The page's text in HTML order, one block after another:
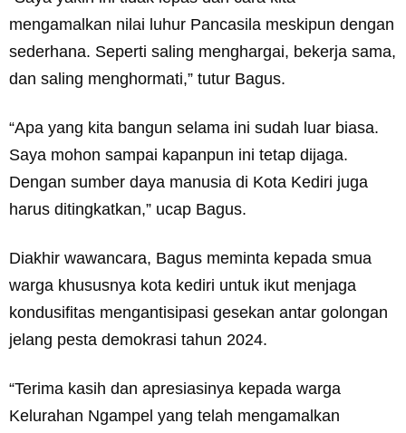
mengamalkan nilai luhur Pancasila meskipun dengan
sederhana. Seperti saling menghargai, bekerja sama,
dan saling menghormati,” tutur Bagus.
“Apa yang kita bangun selama ini sudah luar biasa.
Saya mohon sampai kapanpun ini tetap dijaga.
Dengan sumber daya manusia di Kota Kediri juga
harus ditingkatkan,” ucap Bagus.
Diakhir wawancara, Bagus meminta kepada smua
warga khususnya kota kediri untuk ikut menjaga
kondusifitas mengantisipasi gesekan antar golongan
jelang pesta demokrasi tahun 2024.
“Terima kasih dan apresiasinya kepada warga
Kelurahan Ngampel yang telah mengamalkan